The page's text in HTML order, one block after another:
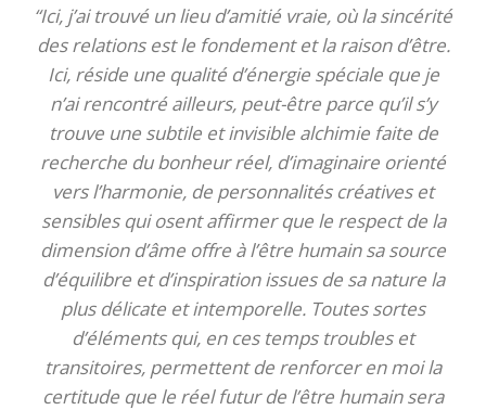
“Ici, j’ai trouvé un lieu d’amitié vraie, où la sincérité
des relations est le fondement et la raison d’être.
Ici, réside une qualité d’énergie spéciale que je
n’ai rencontré ailleurs, peut-être parce qu’il s’y
trouve une subtile et invisible alchimie faite de
recherche du bonheur réel, d’imaginaire orienté
vers l’harmonie, de personnalités créatives et
sensibles qui osent affirmer que le respect de la
dimension d’âme offre à l’être humain sa source
d’équilibre et d’inspiration issues de sa nature la
plus délicate et intemporelle. Toutes sortes
d’éléments qui, en ces temps troubles et
transitoires, permettent de renforcer en moi la
certitude que le réel futur de l’être humain sera